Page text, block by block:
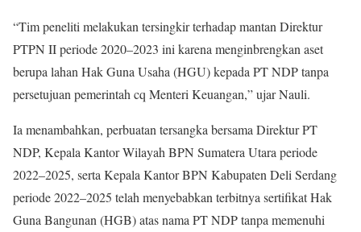
“Tim peneliti melakukan tersingkir terhadap mantan Direktur
PTPN II periode 2020–2023 ini karena menginbrengkan aset
berupa lahan Hak Guna Usaha (HGU) kepada PT NDP tanpa
persetujuan pemerintah cq Menteri Keuangan,” ujar Nauli.
Ia menambahkan, perbuatan tersangka bersama Direktur PT
NDP, Kepala Kantor Wilayah BPN Sumatera Utara periode
2022–2025, serta Kepala Kantor BPN Kabupaten Deli Serdang
periode 2022–2025 telah menyebabkan terbitnya sertifikat Hak
Guna Bangunan (HGB) atas nama PT NDP tanpa memenuhi